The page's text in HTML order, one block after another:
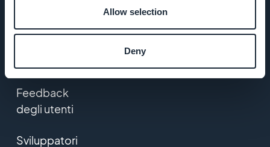
Allow selection
Deny
app
Feedback
degli utenti
Sviluppatori